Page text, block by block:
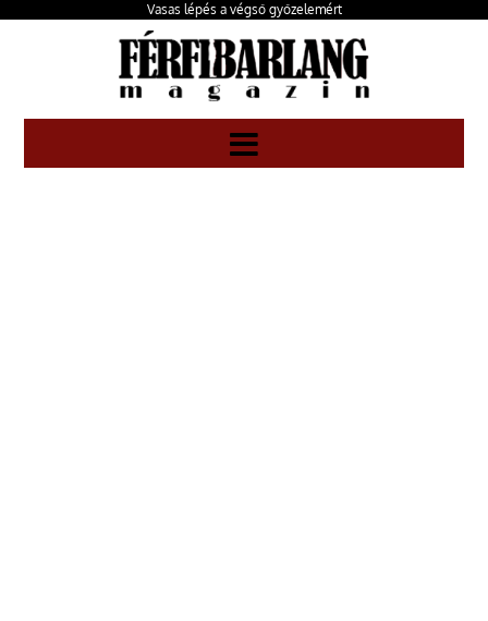
Vasas lépés a végső győzelemért